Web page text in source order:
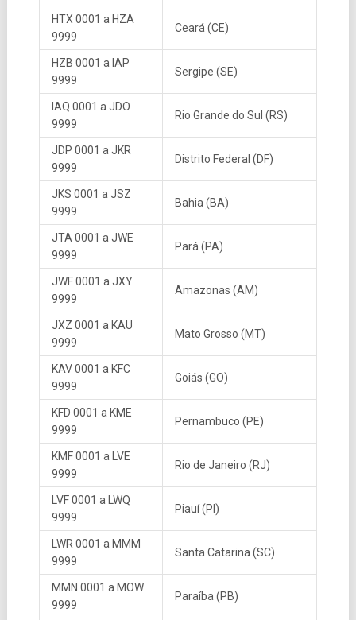
HTX 0001 a HZA
9999
Ceará (CE)
HZB 0001 a IAP
9999
Sergipe (SE)
IAQ 0001 a JDO
9999
Rio Grande do Sul (RS)
JDP 0001 a JKR
9999
Distrito Federal (DF)
JKS 0001 a JSZ
9999
Bahia (BA)
JTA 0001 a JWE
9999
Pará (PA)
JWF 0001 a JXY
9999
Amazonas (AM)
JXZ 0001 a KAU
9999
Mato Grosso (MT)
KAV 0001 a KFC
9999
Goiás (GO)
KFD 0001 a KME
9999
Pernambuco (PE)
KMF 0001 a LVE
9999
Rio de Janeiro (RJ)
LVF 0001 a LWQ
9999
Piauí (PI)
LWR 0001 a MMM
9999
Santa Catarina (SC)
MMN 0001 a MOW
9999
Paraíba (PB)